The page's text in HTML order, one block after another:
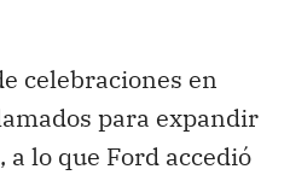
celebraciones en
para expandir
a lo que Ford accedió